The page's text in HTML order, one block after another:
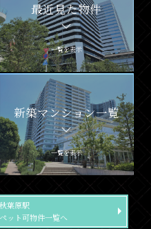
最近見た物件
一覧を表示
新築マンション一覧
一覧を表示
秋葉原駅
ペット可物件一覧へ